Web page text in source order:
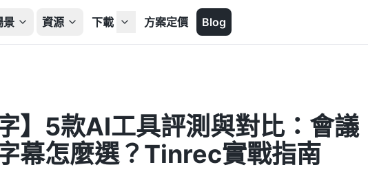
景 資源 下載 方案定價 Blog
】5款AI工具評測與對比：會議
幕怎麼選？Tinrec實戰指南